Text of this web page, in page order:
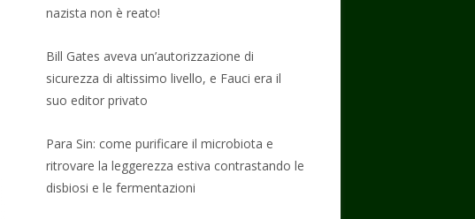
nazista non è reato!
Bill Gates aveva un’autorizzazione di
sicurezza di altissimo livello, e Fauci era il
suo editor privato
Para Sin: come purificare il microbiota e
ritrovare la leggerezza estiva contrastando le
disbiosi e le fermentazioni